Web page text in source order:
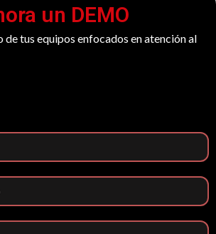
un DEMO
de tus equipos enfocados en atención al